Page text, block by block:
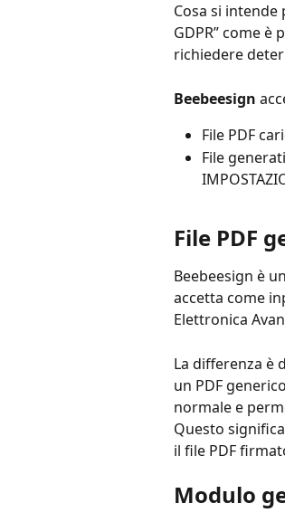
Cosa si intende
GDPR” come
richiedere
Beebeesign
File PDF
File
File PDF
Beebeesign è
accetta come
Elettronica
La differenza è
un PDF
normale e
Questo
il file PDF
Modulo